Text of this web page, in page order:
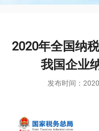
2020年全国纳
我国企业
发布时间：